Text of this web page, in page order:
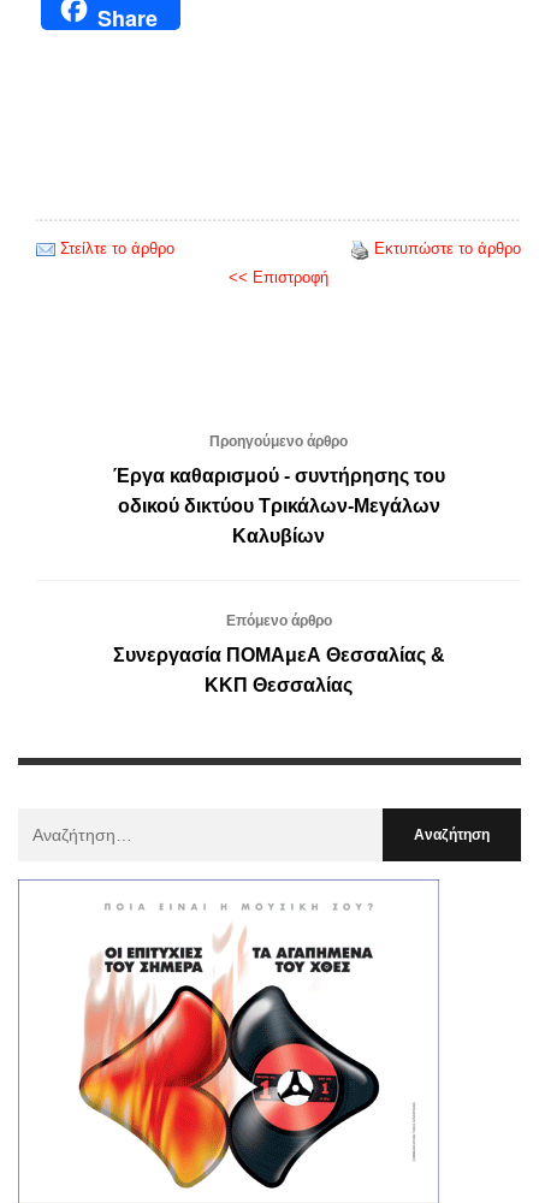
Share
Στείλτε το άρθρο
Εκτυπώστε το άρθρο
<< Επιστροφή
Προηγούμενο άρθρο
Έργα καθαρισμού - συντήρησης του
οδικού δικτύου Τρικάλων-Μεγάλων
Καλυβίων
Επόμενο άρθρο
Συνεργασία ΠΟΜΑμεΑ Θεσσαλίας &
ΚΚΠ Θεσσαλίας
: